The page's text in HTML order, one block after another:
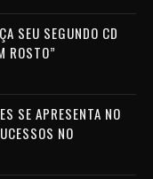
SEU SEGUNDO CD
ROSTO”
SE APRESENTA NO
NO